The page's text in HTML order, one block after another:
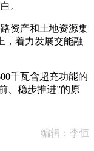
。
资产和土地资源集
，着力发展交能融
千瓦含超充功能的
、稳步推进”的原
编辑：李恒